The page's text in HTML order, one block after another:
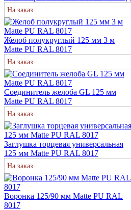
На заказ
Желоб полукруглый 125 мм 3 м
Matte PU RAL 8017
На заказ
Соединитель желоба GL 125 мм
Matte PU RAL 8017
На заказ
Заглушка торцевая универсальная
125 мм Matte PU RAL 8017
На заказ
Воронка 125/90 мм Matte PU RAL
8017